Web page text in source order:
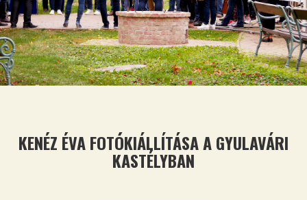
KENÉZ ÉVA FOTÓKIÁLLÍTÁSA A GYULAVÁRI
KASTÉLYBAN